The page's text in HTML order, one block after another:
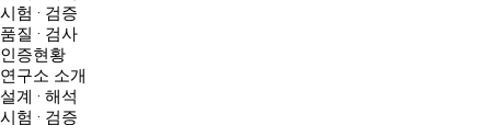
시험 · 검증
품질 · 검사
인증현황
연구소 소개
설계 · 해석
시험 · 검증